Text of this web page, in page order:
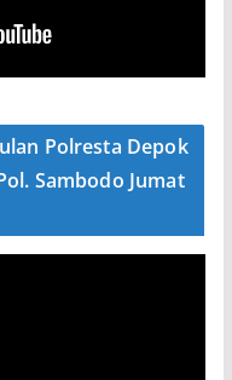
Polresta Depok
Sambodo Jumat